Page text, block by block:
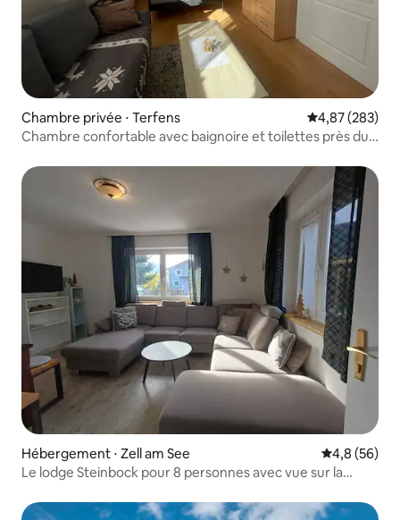
Chambre privée ⋅ Terfens Évaluation
4,87 (283)
Chambre confortable avec baignoire et toilettes près du
Hébergement ⋅ Zell am See Évaluation
4,8 (56)
Le lodge Steinbock pour 8 personnes avec vue sur la